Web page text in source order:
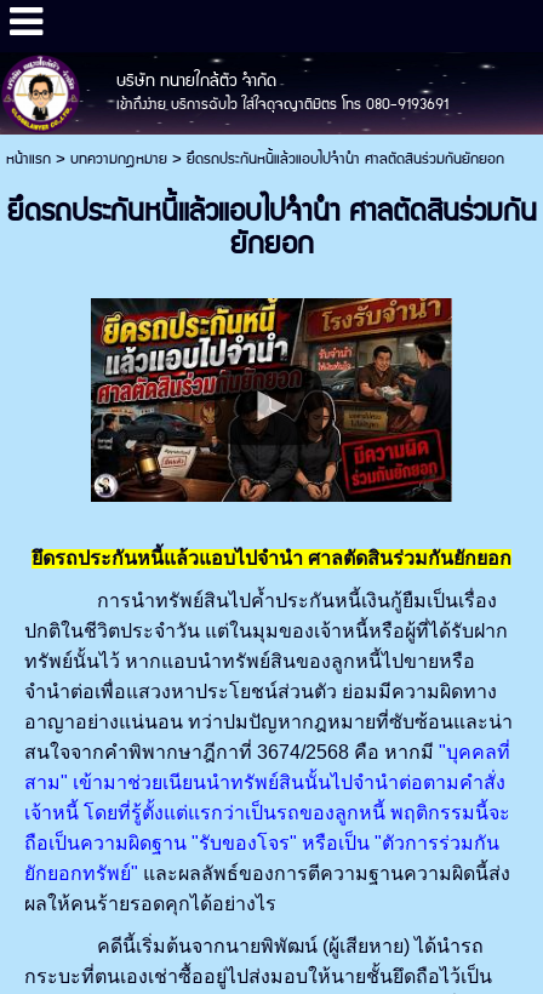
บริษัท ทนายใกล้ตัว จำกัด
เข้าถึงง่าย บริการฉับไว ใส่ใจดุจญาติมิตร โทร 080-9193691
หน้าแรก>บทความกฎหมาย>ยึดรถประกันหนี้แล้วแอบไปจำนำ ศาลตัดสินร่วมกันยักยอก
ยึดรถประกันหนี้แล้วแอบไปจำนำ ศาลตัดสินร่วมกัน
ยักยอก
ยึดรถประกันหนี้แล้วแอบไปจำนำ ศาลตัดสินร่วมกันยักยอก
การนำทรัพย์สินไปค้ำประกันหนี้เงินกู้ยืมเป็นเรื่อง
ปกติในชีวิตประจำวัน แต่ในมุมของเจ้าหนี้หรือผู้ที่ได้รับฝาก
ทรัพย์นั้นไว้ หากแอบนำทรัพย์สินของลูกหนี้ไปขายหรือ
จำนำต่อเพื่อแสวงหาประโยชน์ส่วนตัว ย่อมมีความผิดทาง
อาญาอย่างแน่นอน ทว่าปมปัญหากฎหมายที่ซับซ้อนและน่า
สนใจจากคำพิพากษาฎีกาที่ 3674/2568 คือ หากมี "บุคคลที่
สาม" เข้ามาช่วยเนียนนำทรัพย์สินนั้นไปจำนำต่อตามคำสั่ง
เจ้าหนี้ โดยที่รู้ตั้งแต่แรกว่าเป็นรถของลูกหนี้ พฤติกรรมนี้จะ
ถือเป็นความผิดฐาน "รับของโจร" หรือเป็น "ตัวการร่วมกัน
ยักยอกทรัพย์" และผลลัพธ์ของการตีความฐานความผิดนี้ส่ง
ผลให้คนร้ายรอดคุกได้อย่างไร
คดีนี้เริ่มต้นจากนายพิพัฒน์ (ผู้เสียหาย) ได้นำรถ
กระบะที่ตนเองเช่าซื้ออยู่ไปส่งมอบให้นายชั้นยึดถือไว้เป็น